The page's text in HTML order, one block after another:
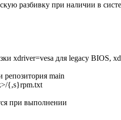
разбивку при наличии в
xdriver=vesa для legacy BIOS,
репозитория main
{,s}rpm.txt
при выполнении